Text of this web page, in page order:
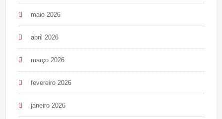
maio 2026
abril 2026
março 2026
fevereiro 2026
janeiro 2026